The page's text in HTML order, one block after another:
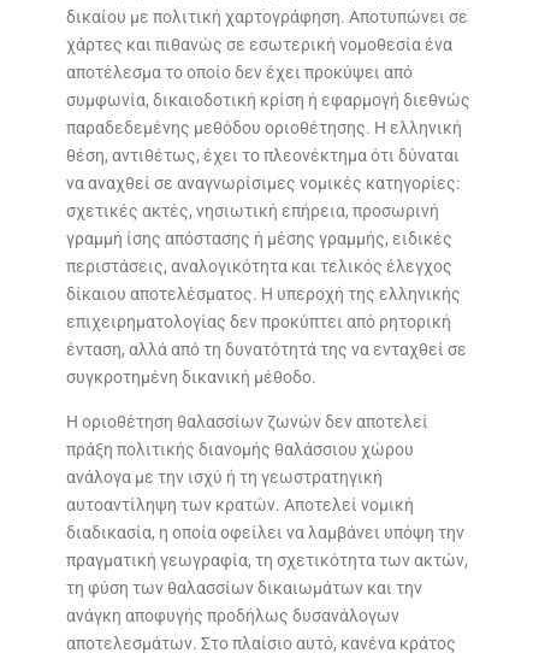
δικαίου με πολιτική χαρτογράφηση. Αποτυπώνει σε
χάρτες και πιθανώς σε εσωτερική νομοθεσία ένα
αποτέλεσμα το οποίο δεν έχει προκύψει από
συμφωνία, δικαιοδοτική κρίση ή εφαρμογή διεθνώς
παραδεδεμένης μεθόδου οριοθέτησης. Η ελληνική
θέση, αντιθέτως, έχει το πλεονέκτημα ότι δύναται
να αναχθεί σε αναγνωρίσιμες νομικές κατηγορίες:
σχετικές ακτές, νησιωτική επήρεια, προσωρινή
γραμμή ίσης απόστασης ή μέσης γραμμής, ειδικές
περιστάσεις, αναλογικότητα και τελικός έλεγχος
δίκαιου αποτελέσματος. Η υπεροχή της ελληνικής
επιχειρηματολογίας δεν προκύπτει από ρητορική
ένταση, αλλά από τη δυνατότητά της να ενταχθεί σε
συγκροτημένη δικανική μέθοδο.
Η οριοθέτηση θαλασσίων ζωνών δεν αποτελεί
πράξη πολιτικής διανομής θαλάσσιου χώρου
ανάλογα με την ισχύ ή τη γεωστρατηγική
αυτοαντίληψη των κρατών. Αποτελεί νομική
διαδικασία, η οποία οφείλει να λαμβάνει υπόψη την
πραγματική γεωγραφία, τη σχετικότητα των ακτών,
τη φύση των θαλασσίων δικαιωμάτων και την
ανάγκη αποφυγής προδήλως δυσανάλογων
αποτελεσμάτων. Στο πλαίσιο αυτό, κανένα κράτος